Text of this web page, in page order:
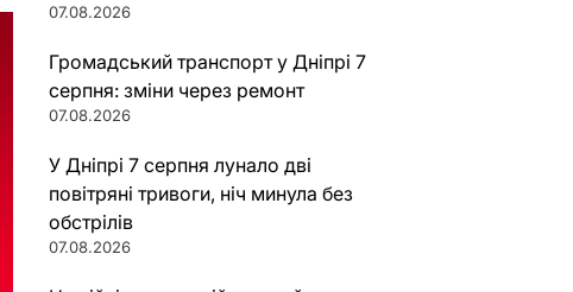
07.08.2026
Громадський транспорт у Дніпрі 7
серпня: зміни через ремонт
07.08.2026
У Дніпрі 7 серпня лунало дві
повітряні тривоги, ніч минула без
обстрілів
07.08.2026